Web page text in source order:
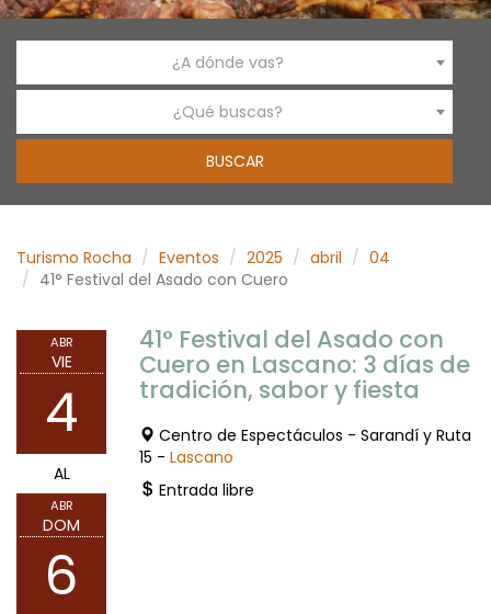
¿A dónde vas?
¿Qué buscas?
Turismo Rocha Eventos 2025 abril
04
41° Festival del Asado con Cuero
ABR
VIE
4
AL
ABR
DOM
6
41° Festival del Asado con
Cuero en Lascano: 3 días de
tradición, sabor y fiesta
Centro de Espectáculos - Sarandí y Ruta
15 - Lascano
Entrada libre